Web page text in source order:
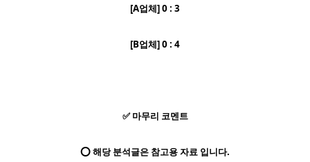
[A업체] 0 : 3
[B업체] 0 : 4
✅ 마무리 코멘트
⭕ 해당 분석글은 참고용 자료 입니다.